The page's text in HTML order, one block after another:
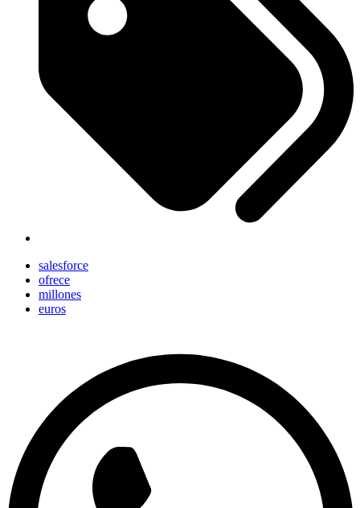
salesforce
ofrece
millones
euros